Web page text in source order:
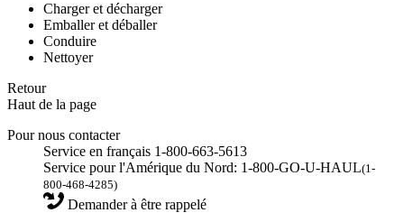
Charger et décharger
Emballer et déballer
Conduire
Nettoyer
Retour
Haut de la page
Pour nous contacter
Service en français 1-800-663-5613
Service pour l'Amérique du Nord: 1-800-GO-U-HAUL(1-
800-468-4285)
Demander à être rappelé